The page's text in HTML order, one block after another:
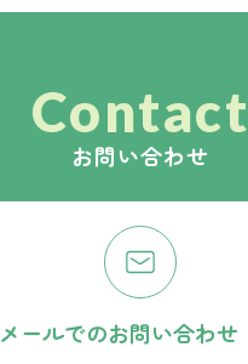
Contact
お問い合わせ
メールでのお問い合わせ